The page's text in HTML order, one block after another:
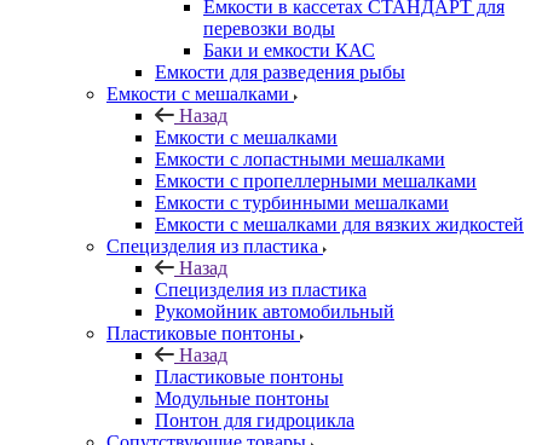
Емкости в кассетах СТАНДАРТ для
перевозки воды
Баки и емкости КАС
Емкости для разведения рыбы
Емкости с мешалками
Назад
Емкости с мешалками
Емкости с лопастными мешалками
Емкости с пропеллерными мешалками
Емкости с турбинными мешалками
Емкости с мешалками для вязких жидкостей
Специзделия из пластика
Назад
Специзделия из пластика
Рукомойник автомобильный
Пластиковые понтоны
Назад
Пластиковые понтоны
Модульные понтоны
Понтон для гидроцикла